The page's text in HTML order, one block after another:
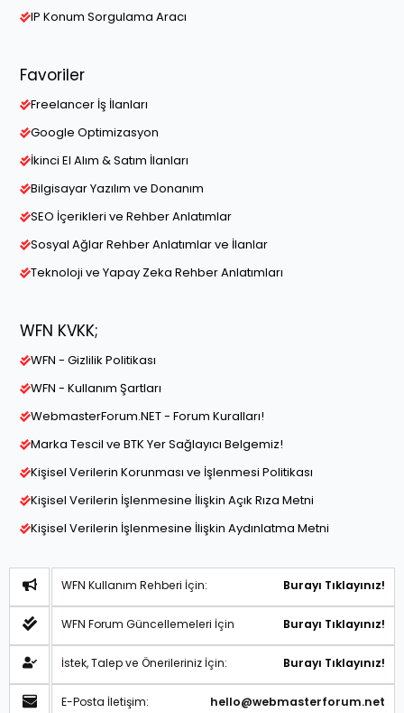
IP Konum Sorgulama Aracı
Favoriler
Freelancer İş İlanları
Google Optimizasyon
İkinci El Alım & Satım İlanları
Bilgisayar Yazılım ve Donanım
SEO İçerikleri ve Rehber Anlatımlar
Sosyal Ağlar Rehber Anlatımlar ve İlanlar
Teknoloji ve Yapay Zeka Rehber Anlatımları
WFN KVKK;
WFN - Gizlilik Politikası
WFN - Kullanım Şartları
WebmasterForum.NET - Forum Kuralları!
Marka Tescil ve BTK Yer Sağlayıcı Belgemiz!
Kişisel Verilerin Korunması ve İşlenmesi Politikası
Kişisel Verilerin İşlenmesine İlişkin Açık Rıza Metni
Kişisel Verilerin İşlenmesine İlişkin Aydınlatma Metni
WFN Kullanım Rehberi İçin: Burayı Tıklayınız!
WFN Forum Güncellemeleri İçin Burayı Tıklayınız!
İstek, Talep ve Önerileriniz İçin: Burayı Tıklayınız!
E-Posta İletişim: hello@webmasterforum.net